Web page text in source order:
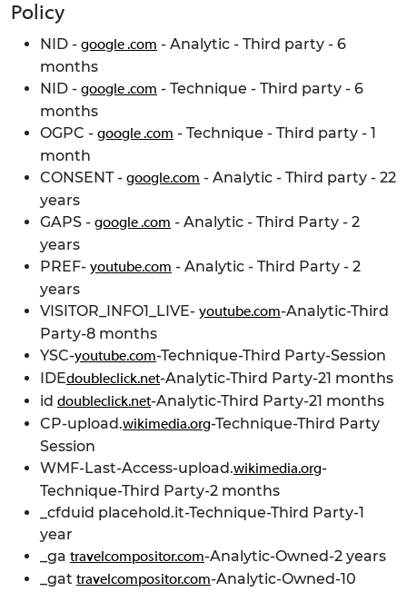
Policy
NID - google .com - Analytic - Third party - 6
months
NID - google .com - Technique - Third party - 6
months
OGPC - google .com - Technique - Third party - 1
month
CONSENT - google.com - Analytic - Third party - 22
years
GAPS - google .com - Analytic - Third Party - 2
years
PREF- youtube.com - Analytic - Third Party - 2
years
VISITOR_INFO1_LIVE- youtube.com-Analytic-Third
Party-8 months
YSC-youtube.com-Technique-Third Party-Session
IDEdoubleclick.net-Analytic-Third Party-21 months
id doubleclick.net-Analytic-Third Party-21 months
CP-upload.wikimedia.org-Technique-Third Party
Session
WMF-Last-Access-upload.wikimedia.org-
Technique-Third Party-2 months
_cfduid placehold.it-Technique-Third Party-1
year
_ga travelcompositor.com-Analytic-Owned-2 years
_gat travelcompositor.com-Analytic-Owned-10